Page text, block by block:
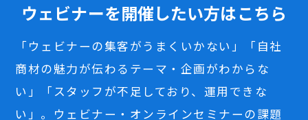
ウェビナーを開催したい方はこちら
「ウェビナーの集客がうまくいかない」「自社
商材の魅力が伝わるテーマ・企画がわからな
い」「スタッフが不足しており、運用できな
い」。ウェビナー・オンラインセミナーの課題